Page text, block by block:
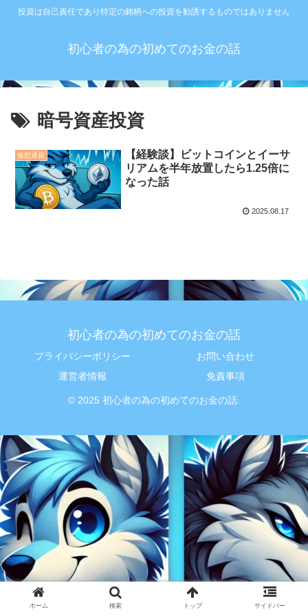
投資は自己責任であり特定の銘柄への投資を勧誘するものではありません
初心者の為の初めてのお金の話
暗号資産投資
仮想通貨
【経験談】ビットコインとイーサ
リアムを半年放置したら1.25倍に
なった話
2025.08.17
初心者の為の初めてのお金の話
プライバシーポリシー
お問い合わせ
運営者情報
免責事項
© 2025 初心者の為の初めてのお金の話.
ホーム 検索 トップ サイドバー